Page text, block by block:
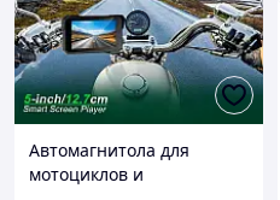
Автомагнитола для
мотоциклов и